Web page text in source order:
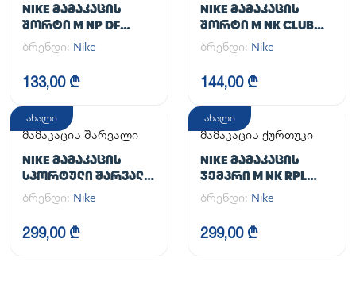
NIKE ᲛᲐᲛᲐᲙᲐᲪᲘᲡ
ᲨᲝᲠᲢᲘ M NP DF
LONG SHORT
ბრენდი: Nike
133,00 ₾
NIKE ᲛᲐᲛᲐᲙᲐᲪᲘᲡ
ᲨᲝᲠᲢᲘ M NK CLUB
FLOW SHORT
ბრენდი: Nike
144,00 ₾
ახალი
მამაკაცის შარვალი
NIKE ᲛᲐᲛᲐᲙᲐᲪᲘᲡ
ᲡᲞᲝᲠᲢᲣᲚᲘ ᲨᲐᲠᲕᲐᲚᲘ
M NK DF UNLIMITED
PANT TPR
ბრენდი: Nike
299,00 ₾
ახალი
მამაკაცის ქურთუკი
NIKE ᲛᲐᲛᲐᲙᲐᲪᲘᲡ
ᲯᲔᲛᲞᲠᲘ M NK RPL
UNLIMITED JKT
ბრენდი: Nike
299,00 ₾